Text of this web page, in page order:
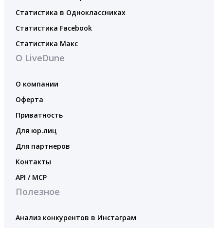
Статистика в Одноклассниках
Статистика Facebook
Статистика Макс
О LiveDune
О компании
Оферта
Приватность
Для юр.лиц
Для партнеров
Контакты
API / MCP
Полезное
Анализ конкурентов в Инстаграм